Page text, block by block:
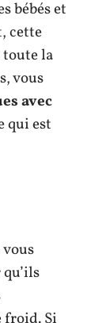
bébés et
cette
toute la
vous
avec
qui est